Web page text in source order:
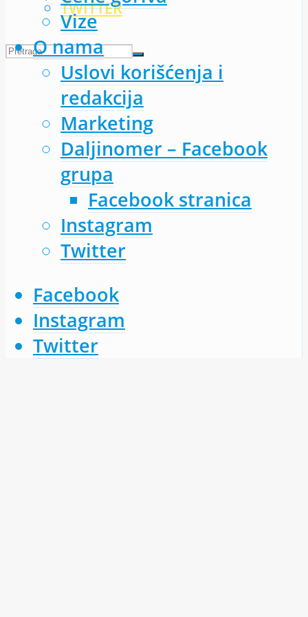
TWITTER
Vize
O nama
Uslovi korišćenja i
redakcija
Marketing
Daljinomer – Facebook
grupa
Facebook stranica
Instagram
Twitter
Facebook
Instagram
Twitter